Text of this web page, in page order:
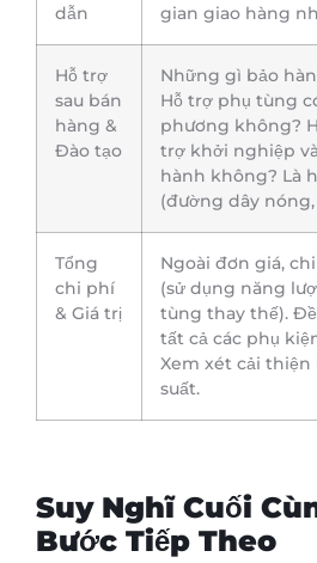
dẫn
gian giao hàng
Hỗ trợ
sau bán
hàng &
Đào tạo
Những gì bảo
Hỗ trợ phụ tùng
phương không?
trợ khởi nghiệp
hành không? Là
(đường dây nóng,
Tổng
chi phí
& Giá trị
Ngoài đơn giá,
(sử dụng năng
tùng thay thế).
tất cả các phụ
Xem xét cải thiện
suất.
Suy Nghĩ Cuối
Bước Tiếp Theo